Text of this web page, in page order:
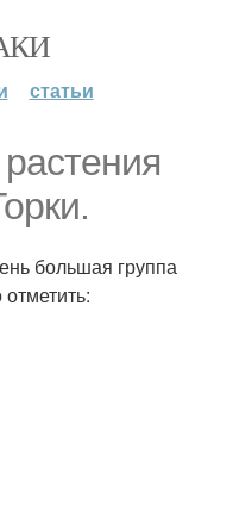
статьи
большая группа